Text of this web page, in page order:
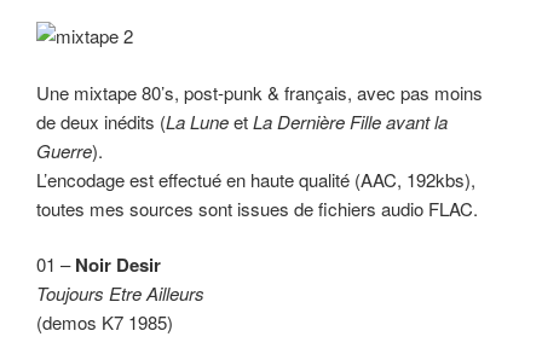
Une mixtape 80’s, post-punk & français, avec pas moins
de deux inédits (La LuneetLa Dernière Fille avant la
Guerre).
L’encodage est effectué en haute qualité (AAC, 192kbs),
toutes mes sources sont issues de fichiers audio FLAC.
01 –Noir Desir
Toujours Etre Ailleurs
(demos K7 1985)